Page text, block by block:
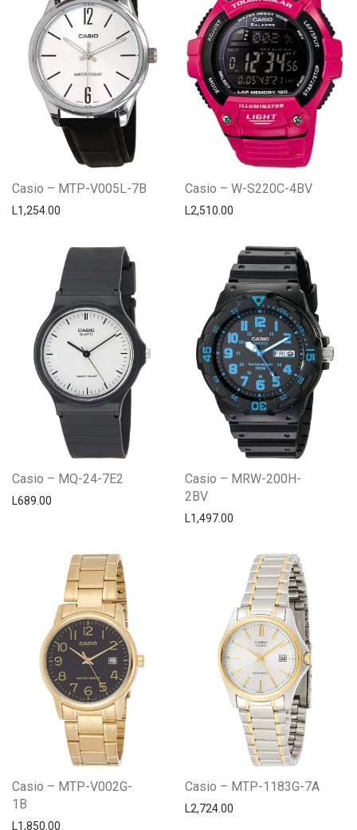
Casio – MTP-V005L-7B
L1,254.00
Casio – W-S220C-4BV
L2,510.00
Casio – MQ-24-7E2
L689.00
Casio – MRW-200H-
2BV
L1,497.00
Casio – MTP-V002G-
1B
L1,850.00
Casio – MTP-1183G-7A
L2,724.00